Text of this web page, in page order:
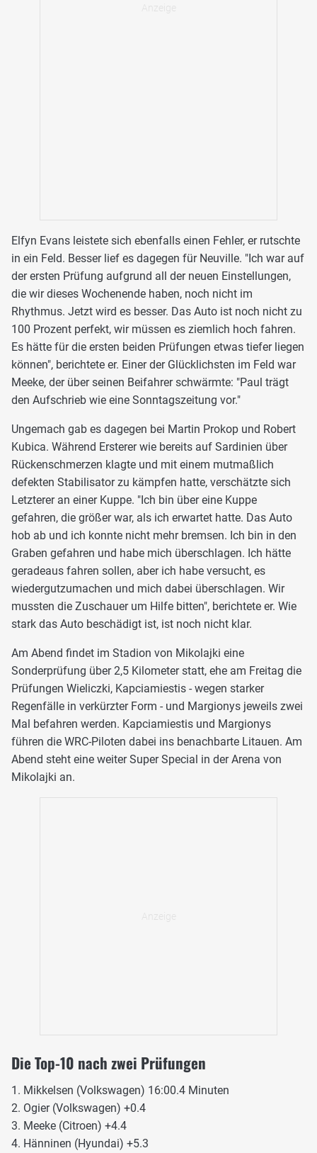
Elfyn Evans leistete sich ebenfalls einen Fehler, er rutschte
in ein Feld. Besser lief es dagegen für Neuville. "Ich war auf
der ersten Prüfung aufgrund all der neuen Einstellungen,
die wir dieses Wochenende haben, noch nicht im
Rhythmus. Jetzt wird es besser. Das Auto ist noch nicht zu
100 Prozent perfekt, wir müssen es ziemlich hoch fahren.
Es hätte für die ersten beiden Prüfungen etwas tiefer liegen
können", berichtete er. Einer der Glücklichsten im Feld war
Meeke, der über seinen Beifahrer schwärmte: "Paul trägt
den Aufschrieb wie eine Sonntagszeitung vor."
Ungemach gab es dagegen bei Martin Prokop und Robert
Kubica. Während Ersterer wie bereits auf Sardinien über
Rückenschmerzen klagte und mit einem mutmaßlich
defekten Stabilisator zu kämpfen hatte, verschätzte sich
Letzterer an einer Kuppe. "Ich bin über eine Kuppe
gefahren, die größer war, als ich erwartet hatte. Das Auto
hob ab und ich konnte nicht mehr bremsen. Ich bin in den
Graben gefahren und habe mich überschlagen. Ich hätte
geradeaus fahren sollen, aber ich habe versucht, es
wiedergutzumachen und mich dabei überschlagen. Wir
mussten die Zuschauer um Hilfe bitten", berichtete er. Wie
stark das Auto beschädigt ist, ist noch nicht klar.
Am Abend findet im Stadion von Mikolajki eine
Sonderprüfung über 2,5 Kilometer statt, ehe am Freitag die
Prüfungen Wieliczki, Kapciamiestis - wegen starker
Regenfälle in verkürzter Form - und Margionys jeweils zwei
Mal befahren werden. Kapciamiestis und Margionys
führen die WRC-Piloten dabei ins benachbarte Litauen. Am
Abend steht eine weiter Super Special in der Arena von
Mikolajki an.
Die Top-10 nach zwei Prüfungen
1. Mikkelsen (Volkswagen) 16:00.4 Minuten
2. Ogier (Volkswagen) +0.4
3. Meeke (Citroen) +4.4
4. Hänninen (Hyundai) +5.3